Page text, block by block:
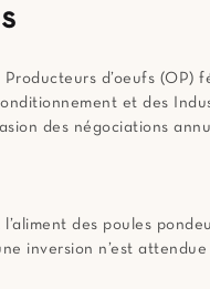
d’oeufs (OP)
et des
des négociations
des poules
inversion n’est attendue